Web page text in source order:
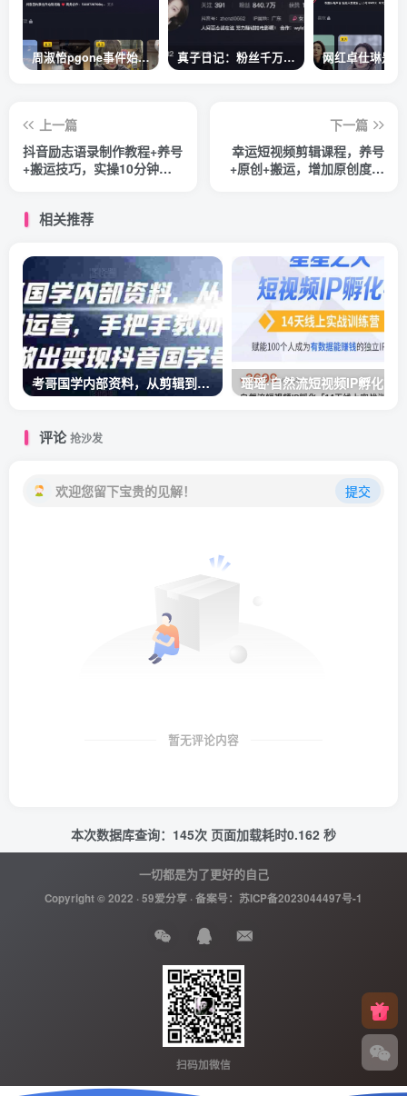
周淑怡pgone事件始末，周淑怡现状 真子日记：粉丝千万的真子日记是最懂反转的网红吗？
上一篇
抖音励志语录制作教程+养号
+搬运技巧，实操10分钟快
下一篇
幸运短视频剪辑课程，养号
+原创+搬运，增加原创度，
相关推荐
考哥国学内部资料，从剪辑到运营，手把手教如你‬何做出变现抖音‬国学号（教程+素材+模板）
评论抢沙发
欢迎您留下宝贵的见解！ 提交
暂无评论内容
本次数据库查询：145次 页面加载耗时0.162 秒
一切都是为了更好的自己
Copyright © 2022 ·59爱分享 · 备案号： 苏ICP备2023044497号-1
扫码加微信